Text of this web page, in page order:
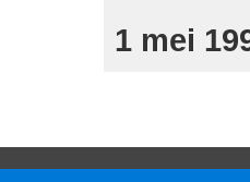
1 mei